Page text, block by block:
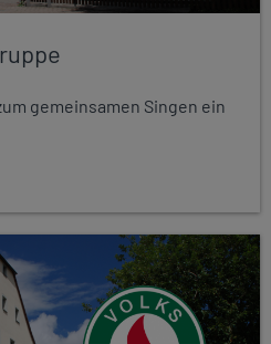
gemeinsamen Singen ein